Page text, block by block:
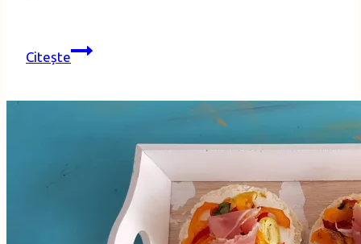
CiteșteFursecuri